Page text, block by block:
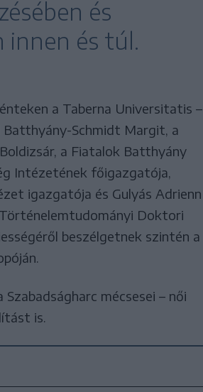
és
innen és túl.
a Taberna Universitatis –
Batthyány-Schmidt Margit, a
a Fiatalok Batthyány
Intézetének főigazgatója,
igazgatója és Gulyás Adrienn
Doktori
beszélgetnek szintén a
mécsesei – női
is.